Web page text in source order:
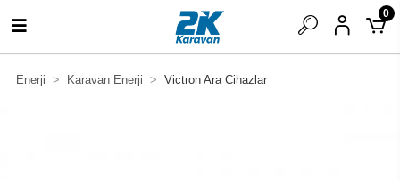
0
Enerji Karavan Enerji Victron Ara Cihazlar